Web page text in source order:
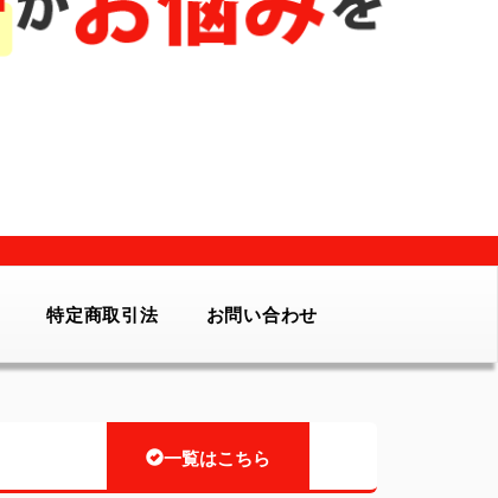
特定商取引法 お問い合わせ
一覧はこちら